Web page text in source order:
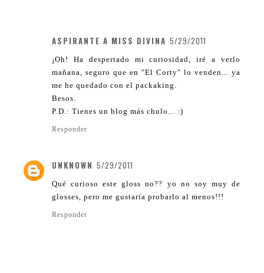
ASPIRANTE A MISS DIVINA 5/29/2011
¡Oh! Ha despertado mi curiosidad, iré a verlo
mañana, seguro que en "El Corty" lo venden... ya
me he quedado con el packaking.
Besos.
P.D.: Tienes un blog más chulo... :)
Responder
UNKNOWN 5/29/2011
Qué curioso este gloss no?? yo no soy muy de
glosses, pero me gustaría probarlo al menos!!!
Responder